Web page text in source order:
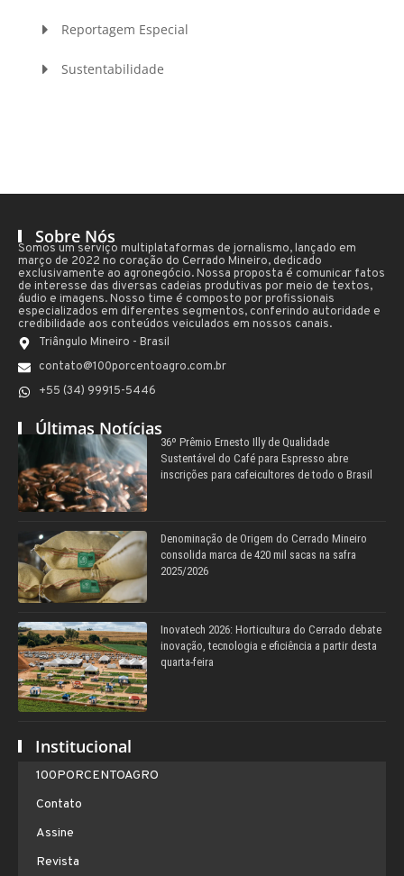
Reportagem Especial
Sustentabilidade
Sobre Nós
Somos um serviço multiplataformas de jornalismo, lançado em
março de 2022 no coração do Cerrado Mineiro, dedicado
exclusivamente ao agronegócio. Nossa proposta é comunicar fatos
de interesse das diversas cadeias produtivas por meio de textos,
áudio e imagens. Nosso time é composto por profissionais
especializados em diferentes segmentos, conferindo autoridade e
credibilidade aos conteúdos veiculados em nossos canais.
Triângulo Mineiro - Brasil
contato@100porcentoagro.com.br
+55 (34) 99915-5446
Últimas Notícias
36º Prêmio Ernesto Illy de Qualidade
Sustentável do Café para Espresso abre
inscrições para cafeicultores de todo o Brasil
Denominação de Origem do Cerrado Mineiro
consolida marca de 420 mil sacas na safra
2025/2026
Inovatech 2026: Horticultura do Cerrado debate
inovação, tecnologia e eficiência a partir desta
quarta-feira
Institucional
100PORCENTOAGRO
Contato
Assine
Revista